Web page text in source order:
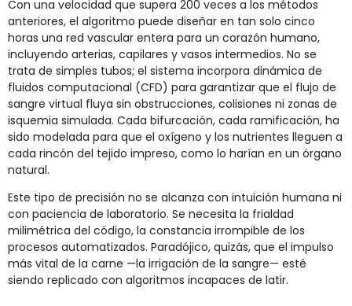
Con una velocidad que supera 200 veces a los métodos
anteriores, el algoritmo puede diseñar en tan solo cinco
horas una red vascular entera para un corazón humano,
incluyendo arterias, capilares y vasos intermedios. No se
trata de simples tubos; el sistema incorpora dinámica de
fluidos computacional (CFD) para garantizar que el flujo de
sangre virtual fluya sin obstrucciones, colisiones ni zonas de
isquemia simulada. Cada bifurcación, cada ramificación, ha
sido modelada para que el oxígeno y los nutrientes lleguen a
cada rincón del tejido impreso, como lo harían en un órgano
natural.
Este tipo de precisión no se alcanza con intuición humana ni
con paciencia de laboratorio. Se necesita la frialdad
milimétrica del código, la constancia irrompible de los
procesos automatizados. Paradójico, quizás, que el impulso
más vital de la carne —la irrigación de la sangre— esté
siendo replicado con algoritmos incapaces de latir.